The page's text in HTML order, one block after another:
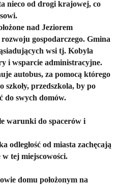
nieco od drogi krajowej, co
nad Jeziorem
gospodarczego. Gmina
wsi tj. Kobyla
i wsparcie administracyjne.
autobus, za pomocą którego
szkoły, przedszkola, by po
do swych domów.
warunki do spacerów i
odległość od miasta zachęcają
w tej miejscowości.
domu położonym na